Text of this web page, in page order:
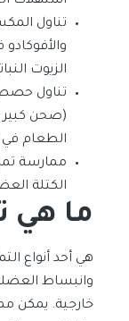
تناول
الزيوت
تناول حصص
(صحن كبير
الطعام في
ممارسة
الكتلة
ما هي
هي أحد أنواع
وانبساط
خارجية. يمكن